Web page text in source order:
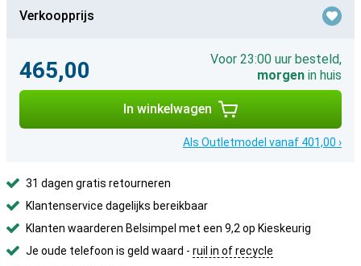
Verkoopprijs
465,00
Voor 23:00 uur besteld,
morgen in huis
In winkelwagen
Als Outletmodel vanaf 401,00 ›
31 dagen gratis retourneren
Klantenservice dagelijks bereikbaar
Klanten waarderen Belsimpel met een 9,2 op Kieskeurig
Je oude telefoon is geld waard - ruil in of recycle